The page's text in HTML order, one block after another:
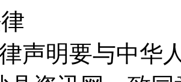
明要与中华